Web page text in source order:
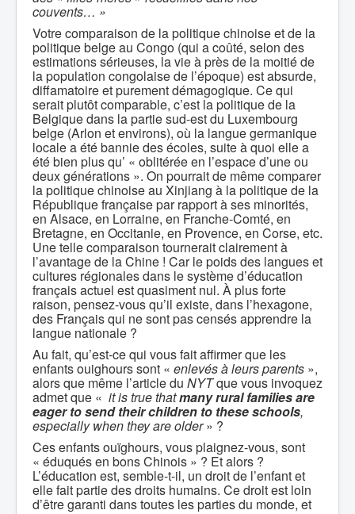
couvents… »
Votre comparaison de la politique chinoise et de la
politique belge au Congo (qui a coûté, selon des
estimations sérieuses, la vie à près de la moitié de
la population congolaise de l’époque) est absurde,
diffamatoire et purement démagogique. Ce qui
serait plutôt comparable, c’est la politique de la
Belgique dans la partie sud-est du Luxembourg
belge (Arlon et environs), où la langue germanique
locale a été bannie des écoles, suite à quoi elle a
été bien plus qu’ « oblitérée en l’espace d’une ou
deux générations ». On pourrait de même comparer
la politique chinoise au Xinjiang à la politique de la
République française par rapport à ses minorités,
en Alsace, en Lorraine, en Franche-Comté, en
Bretagne, en Occitanie, en Provence, en Corse, etc.
Une telle comparaison tournerait clairement à
l’avantage de la Chine ! Car le poids des langues et
cultures régionales dans le système d’éducation
français actuel est quasiment nul. À plus forte
raison, pensez-vous qu’il existe, dans l’hexagone,
des Français qui ne sont pas censés apprendre la
langue nationale ?
Au fait, qu’est-ce qui vous fait affirmer que les
enfants ouighours sont « enlevés à leurs parents »,
alors que même l’article du NYTque vous invoquez
admet que « it is true thatmany rural families are
eager to send their children to these schools,
especially when they are older» ?
Ces enfants ouïghours, vous plaignez-vous, sont
« éduqués en bons Chinois » ? Et alors ?
L’éducation est, semble-t-il, un droit de l’enfant et
elle fait partie des droits humains. Ce droit est loin
d’être garanti dans toutes les parties du monde, et